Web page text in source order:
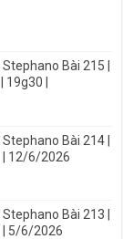
Bài 215 |
|
Bài 214 |
| 12/6/2026
Bài 213 |
| 5/6/2026